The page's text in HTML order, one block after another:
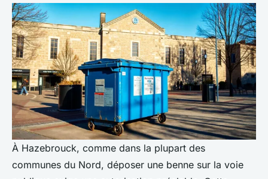
À Hazebrouck, comme dans la plupart des
communes du Nord, déposer une benne sur la voie